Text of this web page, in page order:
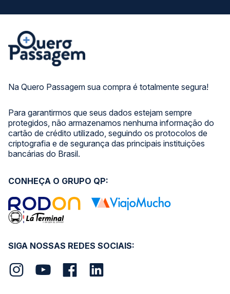
Na Quero Passagem sua compra é totalmente segura!
Para garantirmos que seus dados estejam sempre
protegidos, não armazenamos nenhuma informação do
cartão de crédito utilizado, seguindo os protocolos de
criptografia e de segurança das principais instituições
bancárias do Brasil.
SIGA NOSSAS REDES SOCIAIS:
CONHEÇA O GRUPO QP: